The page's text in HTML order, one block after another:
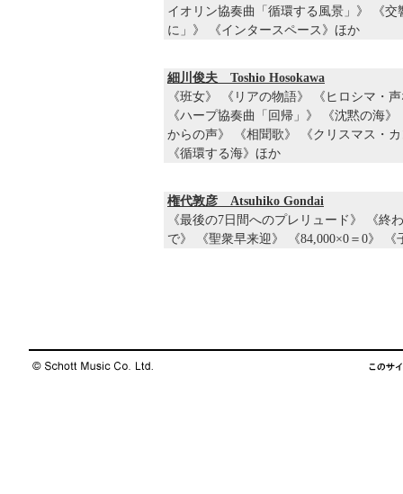
イオリン協奏曲「循環する風景」 》 《交
に」 》 《インタースペース》ほか
細川俊夫 Toshio Hosokawa
《班女》 《 リアの物語》 《ヒロシマ・
《ハープ協奏曲「回帰」 》 《沈黙の海》
からの声》 《相聞歌》 《クリスマス・
《循環する海》ほか
権代敦彦 Atsuhiko Gondai
《最後の7日間へのプレリュード》 《終
で》 《聖衆早来迎》 《84,000×0＝0》 《